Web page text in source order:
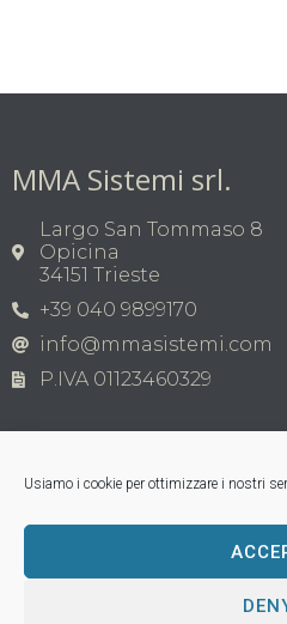
Usiamo i cookie per ottimizzare i nostri
MMA Sistemi srl.
Largo San Tommaso 8
Opicina
34151 Trieste
+39 040 9899170
info@mmasistemi.com
P.IVA 01123460329
Copyright © MMA
Tutti i marchi